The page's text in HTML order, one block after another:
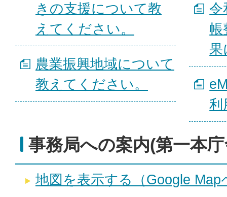
きの支援について教
えてください。
農業振興地域について
教えてください。
令
帳
果
利
事務局への案内(第一本
地図を表示する（Google Map